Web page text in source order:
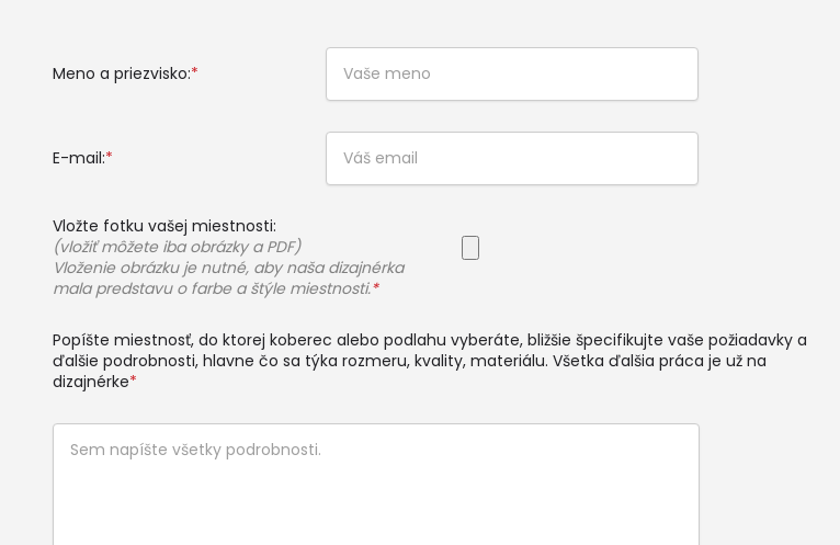
Meno a priezvisko:*
E-mail:*
Vložte fotku vašej miestnosti:
(vložiť môžete iba obrázky a PDF)
Vloženie obrázku je nutné, aby naša dizajnérka
mala predstavu o farbe a štýle miestnosti.*
Popíšte miestnosť, do ktorej koberec alebo podlahu vyberáte, bližšie špecifikujte vaše požiadavky a
ďalšie podrobnosti, hlavne čo sa týka rozmeru, kvality, materiálu. Všetka ďalšia práca je už na
dizajnérke*